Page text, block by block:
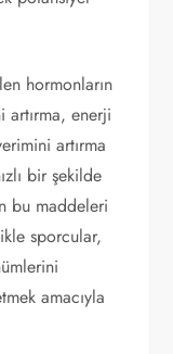
hormonların
artırma, enerji
artırma
bir şekilde
bu maddeleri
sporcular,
amacıyla